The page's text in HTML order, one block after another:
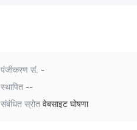
पंजीकरण सं. -
स्थापित --
संबंधित स्रोत वेबसाइट घोषणा